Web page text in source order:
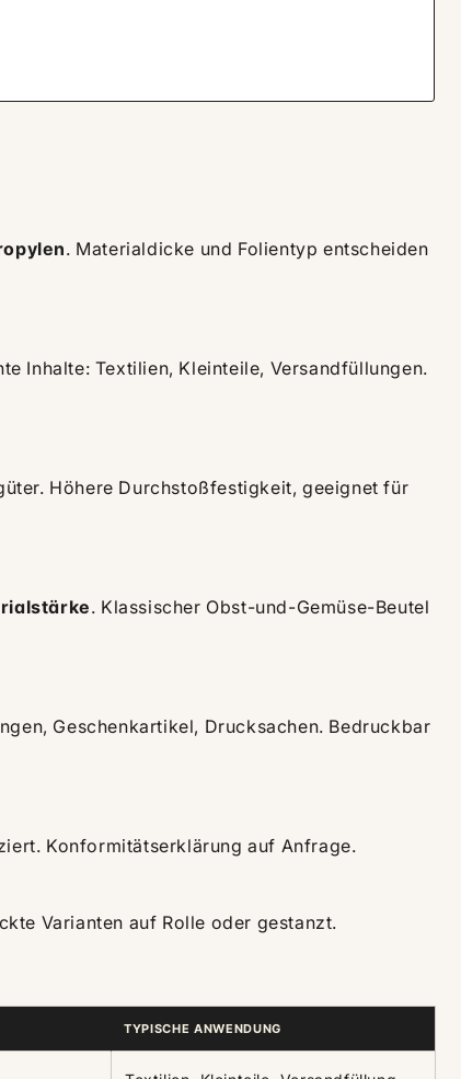
. Materialdicke und Folientyp entscheiden
Inhalte: Textilien, Kleinteile, Versandfüllungen.
Höhere Durchstoßfestigkeit, geeignet für
. Klassischer Obst-und-Gemüse-Beutel
Geschenkartikel, Drucksachen. Bedruckbar
Konformitätserklärung auf Anfrage.
Varianten auf Rolle oder gestanzt.
TYPISCHE ANWENDUNG